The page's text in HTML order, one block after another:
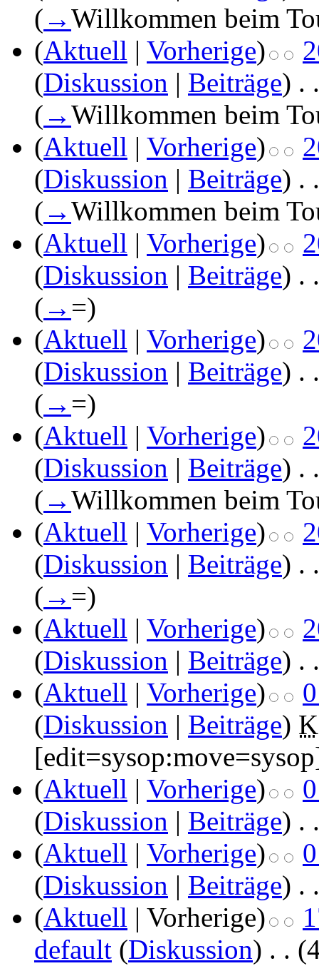
( →Willkommen beim
(Aktuell | Vorherige)
(Diskussion | Beiträge) . .
( →Willkommen beim
(Aktuell | Vorherige)
(Diskussion | Beiträge) . .
( →Willkommen beim
(Aktuell | Vorherige)
(Diskussion | Beiträge) . .
( → =)
(Aktuell | Vorherige)
(Diskussion | Beiträge) . .
( → =)
(Aktuell | Vorherige)
(Diskussion | Beiträge) . .
( →Willkommen beim
(Aktuell | Vorherige)
(Diskussion | Beiträge) . .
( → =)
(Aktuell | Vorherige)
(Diskussion | Beiträge) . .
(Aktuell | Vorherige)
(Diskussion | Beiträge) K
(Aktuell | Vorherige)
(Diskussion | Beiträge) . .
(Aktuell | Vorherige)
(Diskussion | Beiträge) . .
(Aktuell | Vorherige)
default (Diskussion) . .